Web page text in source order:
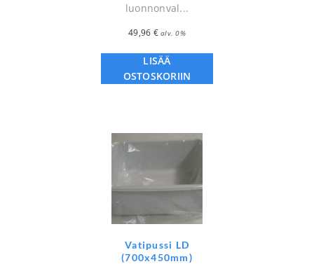
luonnonval...
49,96 € alv. 0%
LISÄÄ
OSTOSKORIIN
Vatipussi LD
(700x450mm)